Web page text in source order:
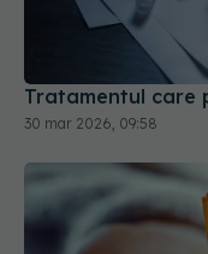
Tratamentul care
30 mar 2026, 09:58